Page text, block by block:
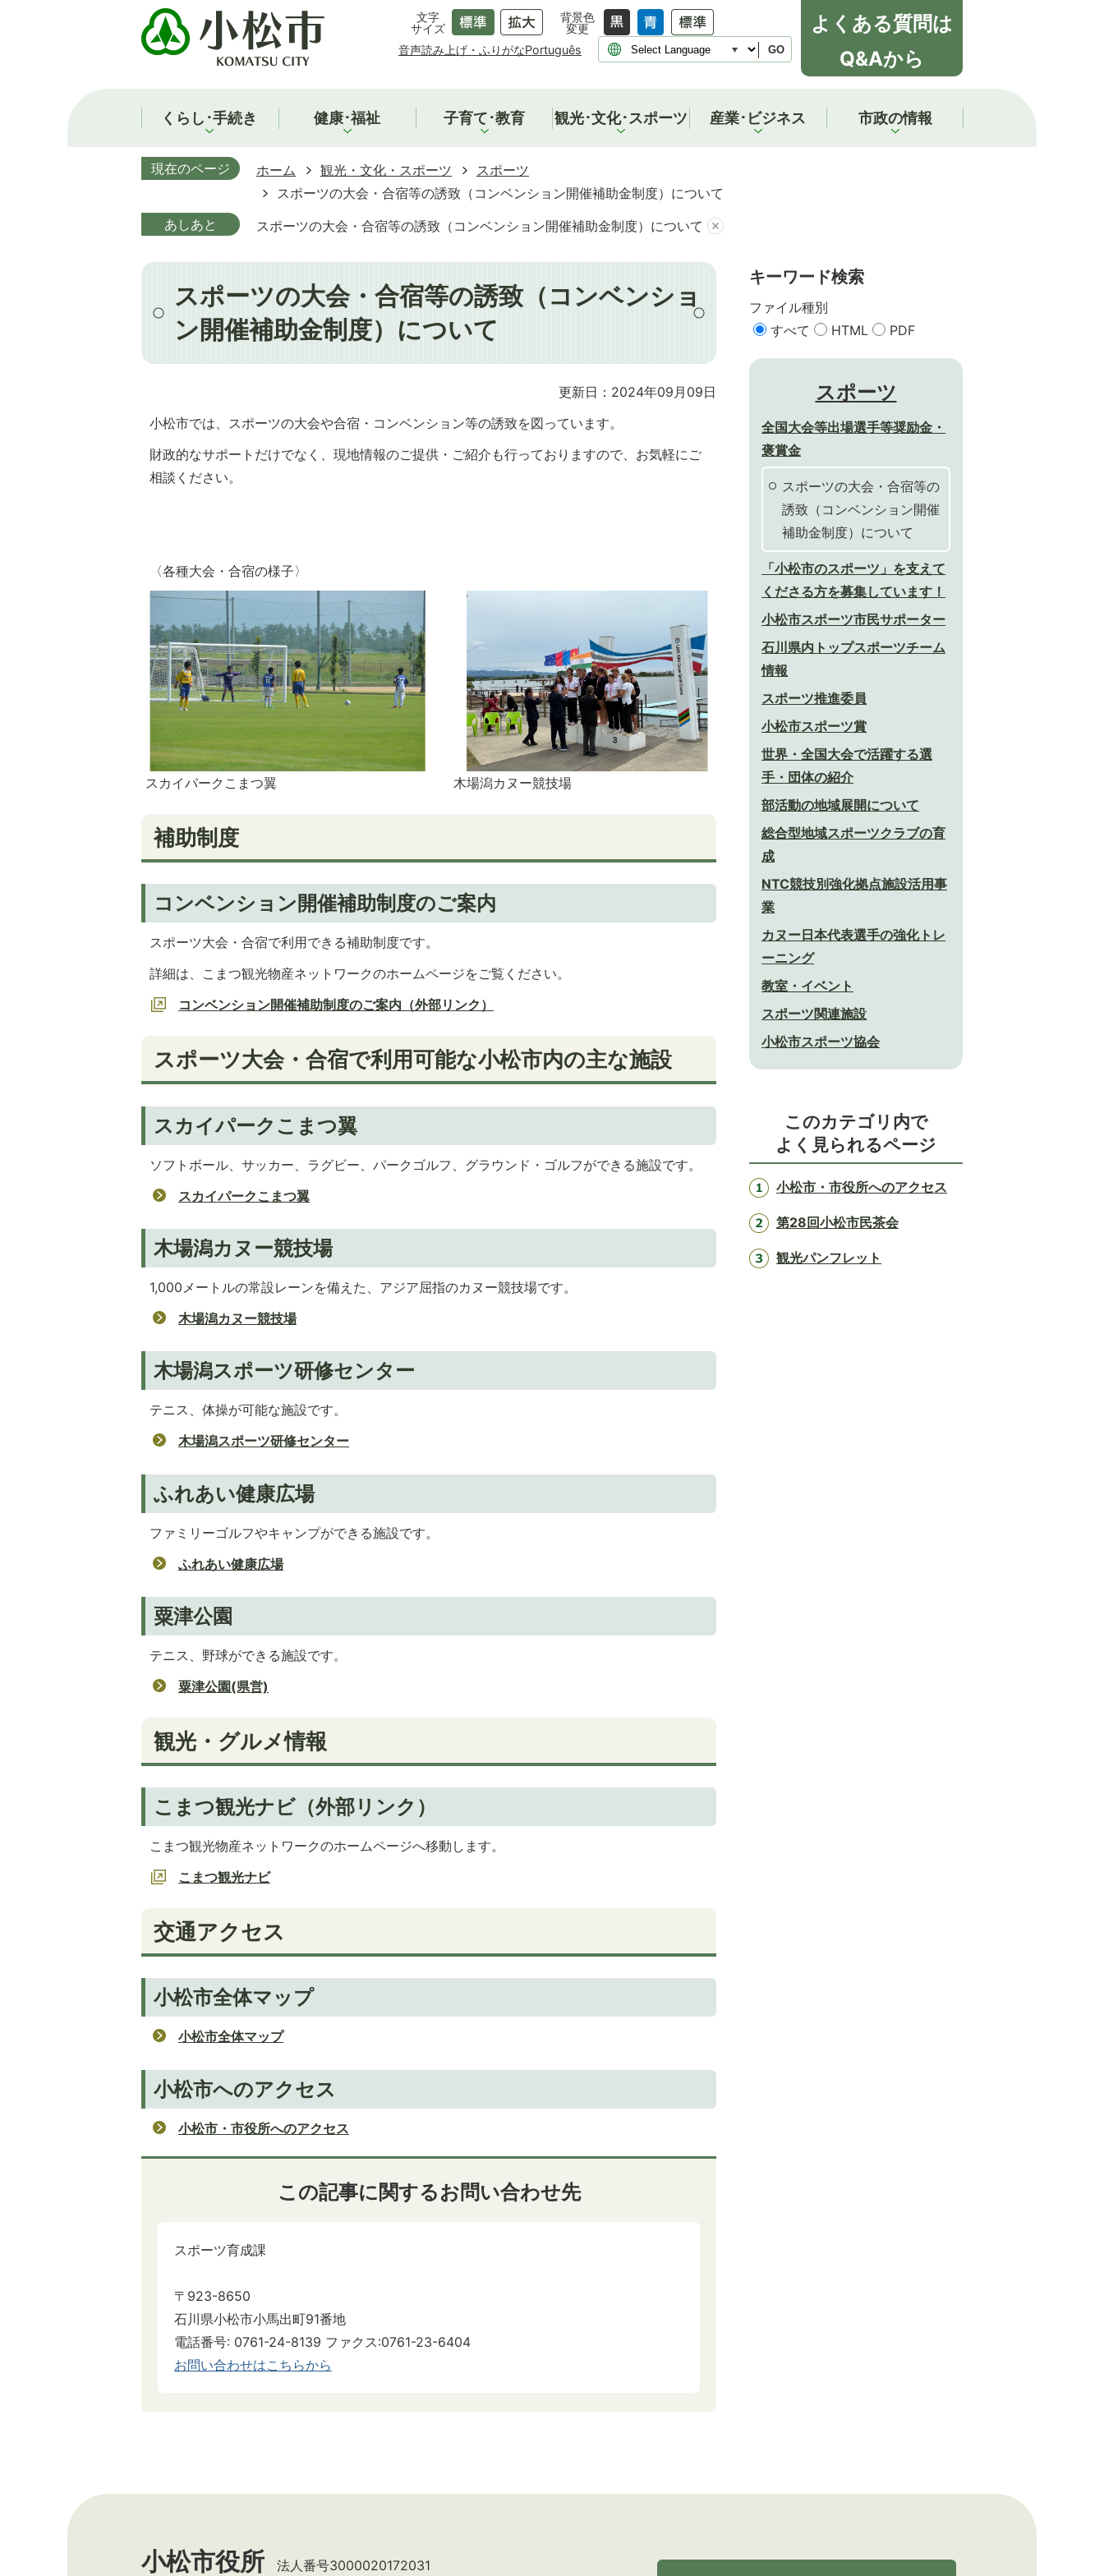
文字
サイズ
背景色
変更
音声読み上げ・ふりがなPortuguês GO
よくある質問は
Q&Aから
くらし･手続き 健康･福祉 子育て･教育 観光･文化･スポーツ 産業･ビジネス 市政の情報
現在のページ ホーム 観光・文化・スポーツ
スポーツ
スポーツの大会・合宿等の誘致（コンベンション開催補助金制度）について
あしあと
スポーツの大会・合宿等の誘致（コンベンション開催補助金制度）について
スポーツの大会・合宿等の誘致（コンベンショ
ン開催補助金制度）について
更新日：2024年09月09日
小松市では、スポーツの大会や合宿・コンベンション等の誘致を図っています。
財政的なサポートだけでなく、現地情報のご提供・ご紹介も行っておりますので、お気軽にご
相談ください。
〈各種大会・合宿の様子〉
スカイパークこまつ翼 木場潟カヌー競技場
補助制度
コンベンション開催補助制度のご案内
スポーツ大会・合宿で利用できる補助制度です。
詳細は、こまつ観光物産ネットワークのホームページをご覧ください。
コンベンション開催補助制度のご案内（外部リンク）
スポーツ大会・合宿で利用可能な小松市内の主な施設
スカイパークこまつ翼
ソフトボール、サッカー、ラグビー、パークゴルフ、グラウンド・ゴルフができる施設です。
スカイパークこまつ翼
木場潟カヌー競技場
1,000メートルの常設レーンを備えた、アジア屈指のカヌー競技場です。
木場潟カヌー競技場
木場潟スポーツ研修センター
テニス、体操が可能な施設です。
木場潟スポーツ研修センター
ふれあい健康広場
ファミリーゴルフやキャンプができる施設です。
ふれあい健康広場
粟津公園
テニス、野球ができる施設です。
粟津公園(県営)
観光・グルメ情報
こまつ観光ナビ（外部リンク）
こまつ観光物産ネットワークのホームページへ移動します。
こまつ観光ナビ
交通アクセス
小松市全体マップ
小松市全体マップ
小松市へのアクセス
小松市・市役所へのアクセス
この記事に関するお問い合わせ先
スポーツ育成課
〒923-8650
石川県小松市小馬出町91番地
電話番号: 0761-24-8139 ファクス:0761-23-6404
お問い合わせはこちらから
キーワード検索
ファイル種別
すべて
HTML PDF
スポーツ
全国大会等出場選手等奨励金・
褒賞金
スポーツの大会・合宿等の
誘致（コンベンション開催
補助金制度）について
「小松市のスポーツ」を支えて
くださる方を募集しています！
小松市スポーツ市民サポーター
石川県内トップスポーツチーム
情報
スポーツ推進委員
小松市スポーツ賞
世界・全国大会で活躍する選
手・団体の紹介
部活動の地域展開について
総合型地域スポーツクラブの育
成
NTC競技別強化拠点施設活用事
業
カヌー日本代表選手の強化トレ
ーニング
教室・イベント
スポーツ関連施設
小松市スポーツ協会
このカテゴリ内で
よく見られるページ
小松市・市役所へのアクセス
第28回小松市民茶会
観光パンフレット
小松市役所 法人番号3000020172031